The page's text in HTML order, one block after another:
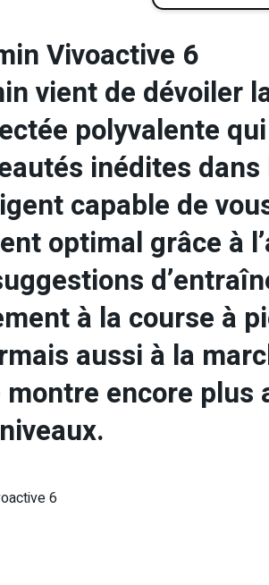
Vivoactive 6
vient de dévoiler
polyvalente
inédites
capable de
optimal grâce à
à la course à
aussi à la
encore plus
6